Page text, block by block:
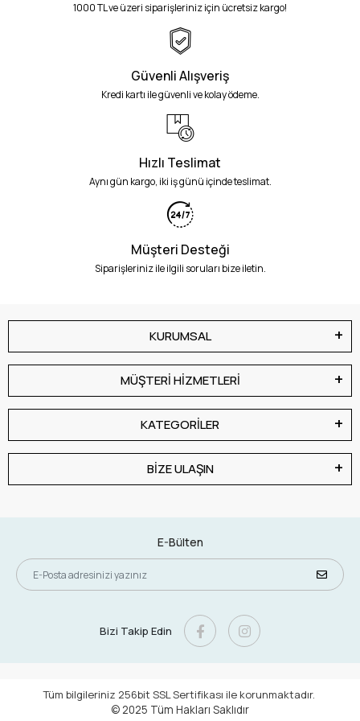
1000 TL ve üzeri siparişleriniz için ücretsiz kargo!
Güvenli Alışveriş
Kredi kartı ile güvenli ve kolay ödeme.
Hızlı Teslimat
Aynı gün kargo, iki iş günü içinde teslimat.
Müşteri Desteği
Siparişleriniz ile ilgili soruları bize iletin.
KURUMSAL
MÜŞTERİ HİZMETLERİ
KATEGORİLER
BİZE ULAŞIN
E-Bülten
Bizi Takip Edin
Tüm bilgileriniz 256bit SSL Sertifikası ile korunmaktadır.
© 2025 Tüm Hakları Saklıdır